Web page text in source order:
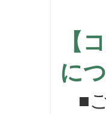
【
に
■ご